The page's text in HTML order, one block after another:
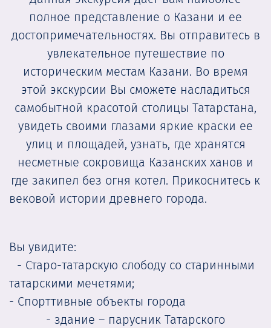
полное представление о Казани и ее
достопримечательностях. Вы отправитесь в
увлекательное путешествие по
историческим местам Казани. Во время
этой экскурсии Вы сможете насладиться
самобытной красотой столицы Татарстана,
увидеть своими глазами яркие краски ее
улиц и площадей, узнать, где хранятся
несметные сокровища Казанских ханов и
где закипел без огня котел. Прикоснитесь к
вековой истории древнего города.
Вы увидите:
- Старо-татарскую слободу со старинными
татарскими мечетями;
- Спорттивные объекты города
- здание – парусник Татарского